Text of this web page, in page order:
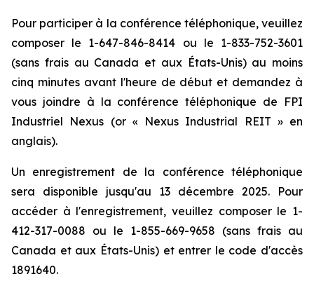
Pour participer à la conférence téléphonique, veuillez
composer le 1-647-846-8414 ou le 1-833-752-3601
(sans frais au Canada et aux États-Unis) au moins
cinq minutes avant l'heure de début et demandez à
vous joindre à la conférence téléphonique de FPI
Industriel Nexus (or « Nexus Industrial REIT » en
anglais).
Un enregistrement de la conférence téléphonique
sera disponible jusqu'au 13 décembre 2025. Pour
accéder à l'enregistrement, veuillez composer le 1-
412-317-0088 ou le 1-855-669-9658 (sans frais au
Canada et aux États-Unis) et entrer le code d'accès
1891640.